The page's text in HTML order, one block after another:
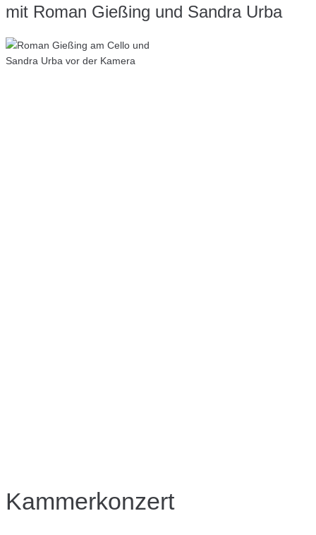
mit Roman Gießing und Sandra Urba
Kammerkonzert